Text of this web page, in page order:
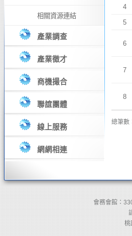
相關資源連結
產業調查
產業徵才
商機撮合
聯誼團體
線上服務
網網相連
4
5
6
7
8
總筆數
會務會館：
桃